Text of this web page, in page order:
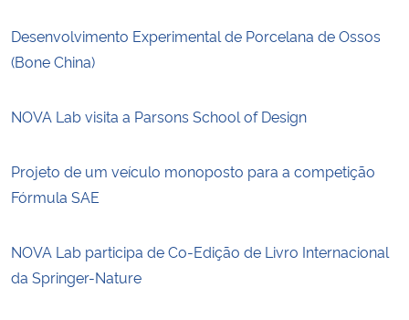
Desenvolvimento Experimental de Porcelana de Ossos
(Bone China)
NOVA Lab visita a Parsons School of Design
Projeto de um veículo monoposto para a competição
Fórmula SAE
NOVA Lab participa de Co-Edição de Livro Internacional
da Springer-Nature